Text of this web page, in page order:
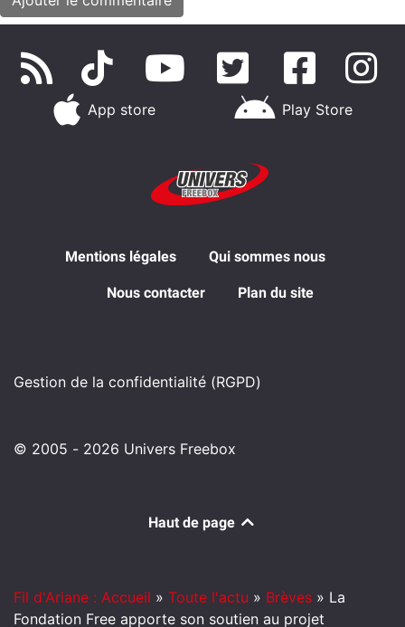
App store Play Store
Mentions légales Qui sommes nous
Nous contacter Plan du site
Gestion de la confidentialité (RGPD)
© 2005 - 2026 Univers Freebox
Haut de page
Fil d'Ariane : Accueil » Toute l'actu » Brèves » La
Fondation Free apporte son soutien au projet